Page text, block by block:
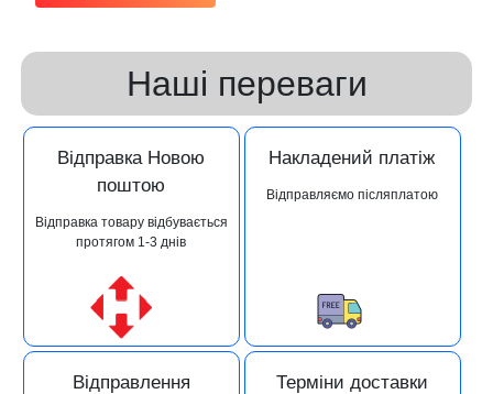
Наші переваги
Відправка Новою
поштою
Відправка товару відбувається
протягом 1-3 днів
Накладений платіж
Відправляємо післяплатою
Відправлення
Терміни доставки